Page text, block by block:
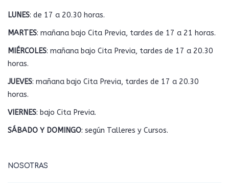
LUNES: de 17 a 20.30 horas.
MARTES: mañana bajo Cita Previa, tardes de 17 a 21 horas.
MIÉRCOLES: mañana bajo Cita Previa, tardes de 17 a 20.30
horas.
JUEVES: mañana bajo Cita Previa, tardes de 17 a 20.30
horas.
VIERNES: bajo Cita Previa.
SÁBADO Y DOMINGO: según Talleres y Cursos.
NOSOTRAS